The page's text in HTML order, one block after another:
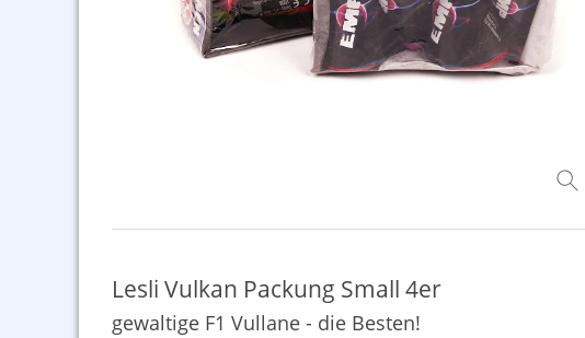
Lesli Vulkan Packung Small 4er
gewaltige F1 Vullane - die Besten!